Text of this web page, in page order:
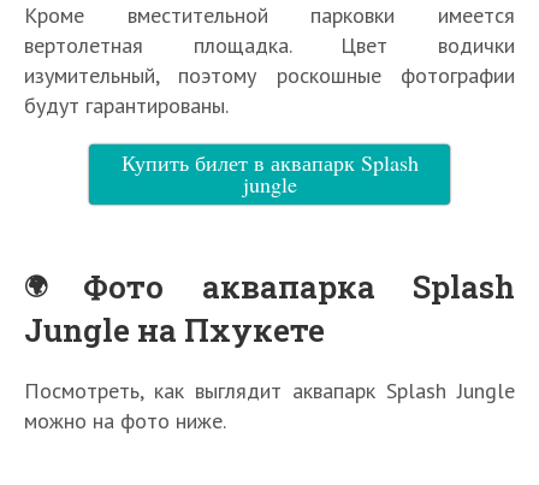
Кроме вместительной парковки имеется
вертолетная площадка. Цвет водички
изумительный, поэтому роскошные фотографии
будут гарантированы.
Купить билет в аквапарк Splash
jungle
Фото аквапарка Splash
Jungle на Пхукете
Посмотреть, как выглядит аквапарк Splash Jungle
можно на фото ниже.